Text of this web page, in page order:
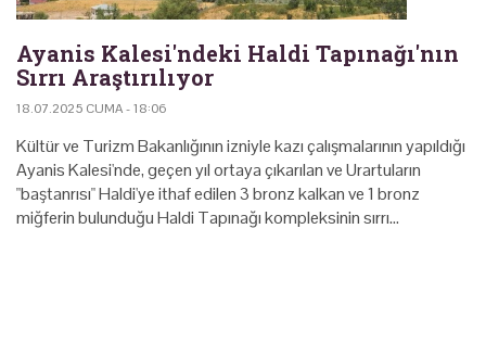
Ayanis Kalesi'ndeki Haldi Tapınağı'nın
Sırrı Araştırılıyor
18.07.2025 CUMA - 18:06
Kültür ve Turizm Bakanlığının izniyle kazı çalışmalarının yapıldığı
Ayanis Kalesi'nde, geçen yıl ortaya çıkarılan ve Urartuların
"baştanrısı" Haldi'ye ithaf edilen 3 bronz kalkan ve 1 bronz
miğferin bulunduğu Haldi Tapınağı kompleksinin sırrı…